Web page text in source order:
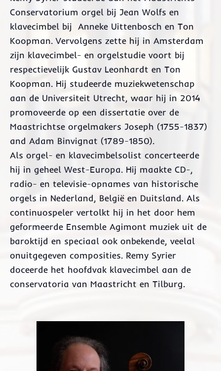
Conservatorium orgel bij Jean Wolfs en
klavecimbel bij Anneke Uittenbosch en Ton
Koopman. Vervolgens zette hij in Amsterdam
zijn klavecimbel- en orgelstudie voort bij
respectievelijk Gustav Leonhardt en Ton
Koopman. Hij studeerde muziekwetenschap
aan de Universiteit Utrecht, waar hij in 2014
promoveerde op een dissertatie over de
Maastrichtse orgelmakers Joseph (1755-1837)
and Adam Binvignat (1789-1850).
Als orgel- en klavecimbelsolist concerteerde
hij in geheel West-Europa. Hij maakte CD-,
radio- en televisie-opnames van historische
orgels in Nederland, België en Duitsland. Als
continuospeler vertolkt hij in het door hem
geformeerde Ensemble Agimont muziek uit de
baroktijd en speciaal ook onbekende, veelal
onuitgegeven composities. Remy Syrier
doceerde het hoofdvak klavecimbel aan de
conservatoria van Maastricht en Tilburg.